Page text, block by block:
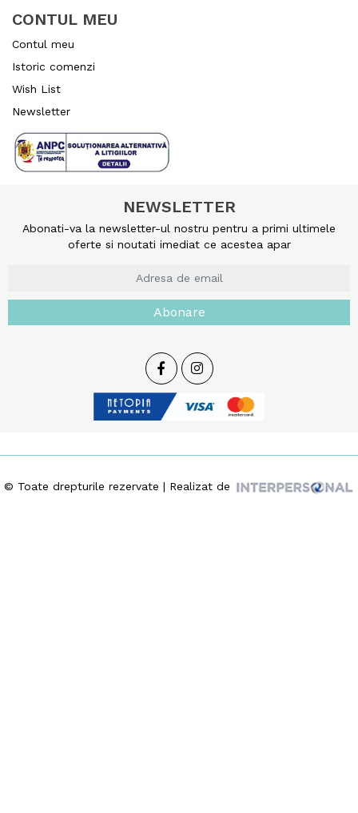
CONTUL MEU
Contul meu
Istoric comenzi
Wish List
Newsletter
NEWSLETTER
Abonati-va la newsletter-ul nostru pentru a primi ultimele
oferte si noutati imediat ce acestea apar
Abonare
© Toate drepturile rezervate | Realizat de